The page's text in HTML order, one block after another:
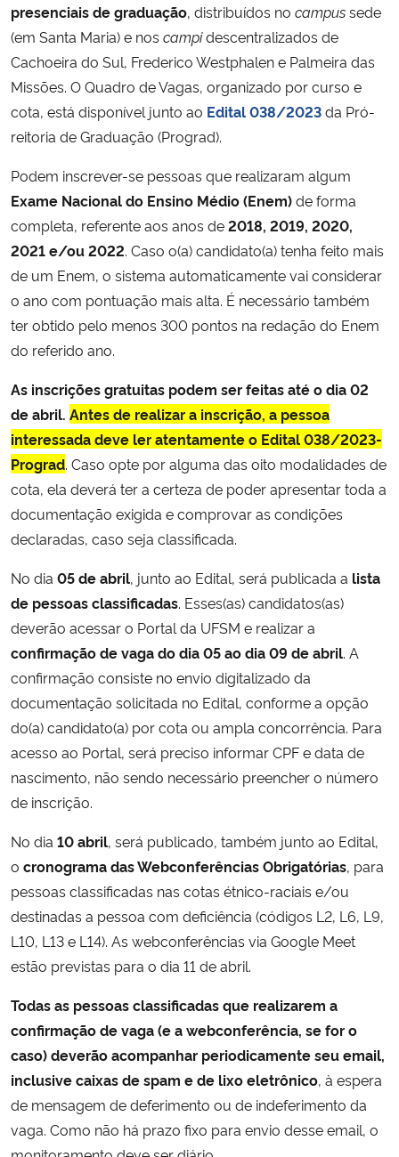
presenciais de graduação, distribuídos no campussede
(em Santa Maria) e nos campidescentralizados de
Cachoeira do Sul, Frederico Westphalen e Palmeira das
Missões. O Quadro de Vagas, organizado por curso e
cota, está disponível junto ao Edital 038/2023da Pró-
reitoria de Graduação (Prograd).
Podem inscrever-se pessoas que realizaram algum
Exame Nacional do Ensino Médio (Enem)de forma
completa, referente aos anos de2018, 2019, 2020,
2021 e/ou 2022. Caso o(a) candidato(a) tenha feito mais
de um Enem, o sistema automaticamente vai considerar
o ano com pontuação mais alta. É necessário também
ter obtido pelo menos 300 pontos na redação do Enem
do referido ano.
As inscrições gratuitas podem ser feitas até o dia 02
de abril. Antes de realizar a inscrição, a pessoa
interessada deve ler atentamente o Edital 038/2023-
Prograd. Caso opte por alguma das oito modalidades de
cota, ela deverá ter a certeza de poder apresentar toda a
documentação exigida e comprovar as condições
declaradas, caso seja classificada.
No dia 05 de abril, junto ao Edital, será publicada a lista
de pessoas classificadas. Esses(as) candidatos(as)
deverão acessar o Portal da UFSM e realizar a
confirmação de vaga do dia 05 ao dia 09 de abril. A
confirmação consiste no envio digitalizado da
documentação solicitada no Edital, conforme a opção
do(a) candidato(a) por cota ou ampla concorrência. Para
acesso ao Portal, será preciso informar CPF e data de
nascimento, não sendo necessário preencher o número
de inscrição.
No dia 10 abril, será publicado, também junto ao Edital,
o cronograma das Webconferências Obrigatórias, para
pessoas classificadas nas cotas étnico-raciais e/ou
destinadas a pessoa com deficiência (códigos L2, L6, L9,
L10, L13 e L14). As webconferências via Google Meet
estão previstas para o dia 11 de abril.
Todas as pessoas classificadas que realizarem a
confirmação de vaga (e a webconferência, se for o
caso) deverãoacompanhar periodicamente seu email,
inclusive caixas de spam e de lixo eletrônico, à espera
de mensagem de deferimento ou de indeferimento da
vaga. Como não há prazo fixo para envio desse email, o